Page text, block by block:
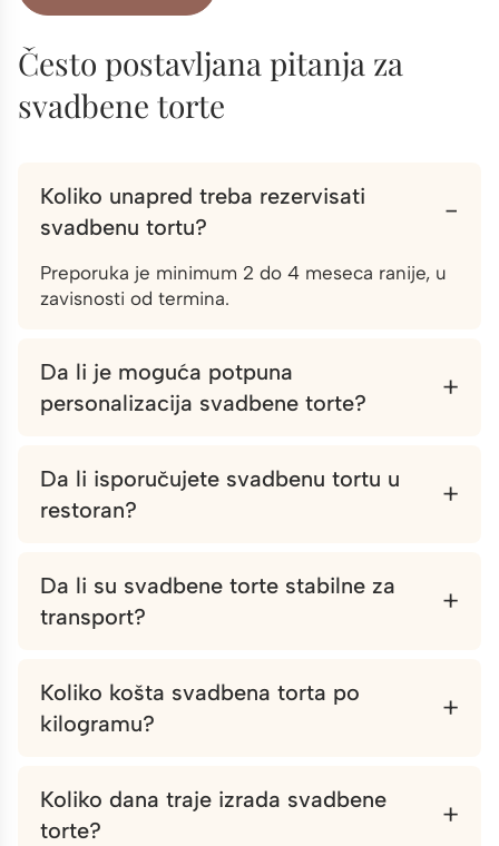
Često postavljana pitanja za
svadbene torte
Koliko unapred treba rezervisati
svadbenu tortu?
−
Preporuka je minimum 2 do 4 meseca ranije, u
zavisnosti od termina.
Da li je moguća potpuna
personalizacija svadbene torte?
+
Da li isporučujete svadbenu tortu u
restoran?
+
Da li su svadbene torte stabilne za
transport?
+
Koliko košta svadbena torta po
kilogramu?
+
Koliko dana traje izrada svadbene
torte?
+